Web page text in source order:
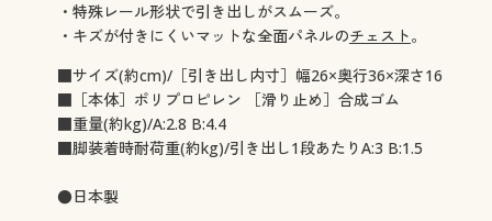
・特殊レール形状で引き出しがスムーズ。
・キズが付きにくいマットな全面パネルのチェスト。
■サイズ(約cm)/［引き出し内寸］幅26×奥行36×深さ16
■［本体］ポリプロピレン ［滑り止め］合成ゴム
■重量(約kg)/A:2.8 B:4.4
■脚装着時耐荷重(約kg)/引き出し1段あたりA:3 B:1.5
●日本製